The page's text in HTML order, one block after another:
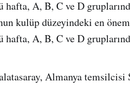
hafta, A, B, C ve D
kulüp düzeyindeki en
hafta, A, B, C ve D
Almanya